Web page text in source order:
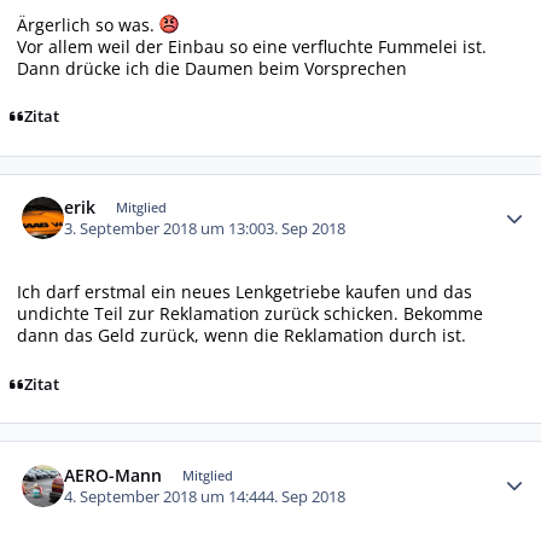
Ärgerlich so was.
Vor allem weil der Einbau so eine verfluchte Fummelei ist.
Dann drücke ich die Daumen beim Vorsprechen
Zitat
erik Mitglied
3. September 2018 um 13:003. Sep 2018
Ich darf erstmal ein neues Lenkgetriebe kaufen und das
undichte Teil zur Reklamation zurück schicken. Bekomme
dann das Geld zurück, wenn die Reklamation durch ist.
Zitat
AERO-Mann Mitglied
4. September 2018 um 14:444. Sep 2018